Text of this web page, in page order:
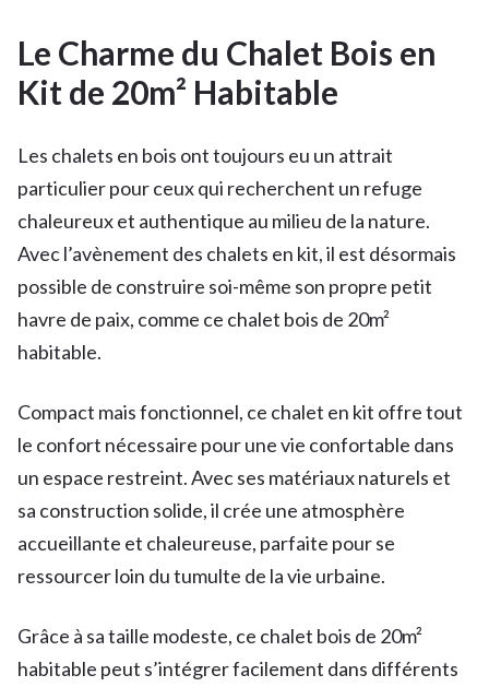
Le Charme du Chalet Bois en
Kit de 20m² Habitable
Les chalets en bois ont toujours eu un attrait
particulier pour ceux qui recherchent un refuge
chaleureux et authentique au milieu de la nature.
Avec l’avènement des chalets en kit, il est désormais
possible de construire soi-même son propre petit
havre de paix, comme ce chalet bois de 20m²
habitable.
Compact mais fonctionnel, ce chalet en kit offre tout
le confort nécessaire pour une vie confortable dans
un espace restreint. Avec ses matériaux naturels et
sa construction solide, il crée une atmosphère
accueillante et chaleureuse, parfaite pour se
ressourcer loin du tumulte de la vie urbaine.
Grâce à sa taille modeste, ce chalet bois de 20m²
habitable peut s’intégrer facilement dans différents